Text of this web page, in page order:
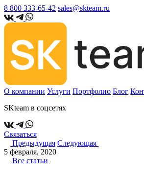
8 800 333-65-42 sales@skteam.ru
О компании Услуги Портфолио Блог
SKteam в соцсетях
Связаться
Предыдущая Следующая
5 февраля, 2020
Все статьи